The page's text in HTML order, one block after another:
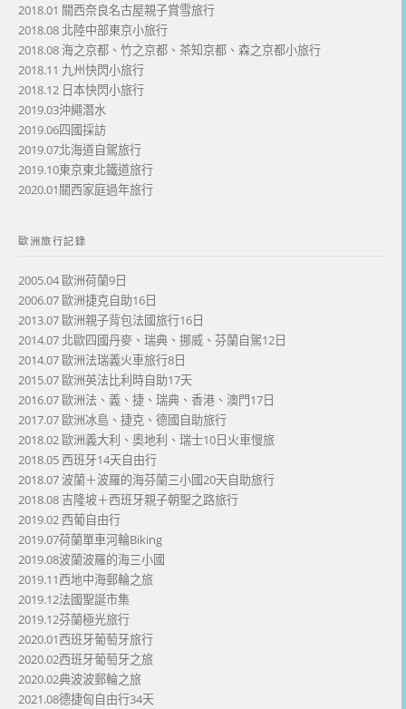
2018.01 關西奈良名古屋親子賞雪旅行
2018.08 北陸中部東京小旅行
2018.08 海之京都、竹之京都、茶知京都、森之京都小旅行
2018.11 九州快閃小旅行
2018.12 日本快閃小旅行
2019.03沖繩潛水
2019.06四國採訪
2019.07北海道自駕旅行
2019.10東京東北鐵道旅行
2020.01關西家庭過年旅行
歐洲旅行記錄
2005.04 歐洲荷蘭9日
2006.07 歐洲捷克自助16日
2013.07 歐洲親子背包法國旅行16日
2014.07 北歐四國丹麥、瑞典、挪威、芬蘭自駕12日
2014.07 歐洲法瑞義火車旅行8日
2015.07 歐洲英法比利時自助17天
2016.07 歐洲法、義、捷、瑞典、香港、澳門17日
2017.07 歐洲冰島、捷克、德國自助旅行
2018.02 歐洲義大利、奧地利、瑞士10日火車慢旅
2018.05 西班牙14天自由行
2018.07 波蘭＋波羅的海芬蘭三小國20天自助旅行
2018.08 吉隆坡＋西班牙親子朝聖之路旅行
2019.02 西葡自由行
2019.07荷蘭單車河輪Biking
2019.08波蘭波羅的海三小國
2019.11西地中海郵輪之旅
2019.12法國聖誕市集
2019.12芬蘭極光旅行
2020.01西班牙葡萄牙旅行
2020.02西班牙葡萄牙之旅
2020.02典波波郵輪之旅
2021.08德捷匈自由行34天